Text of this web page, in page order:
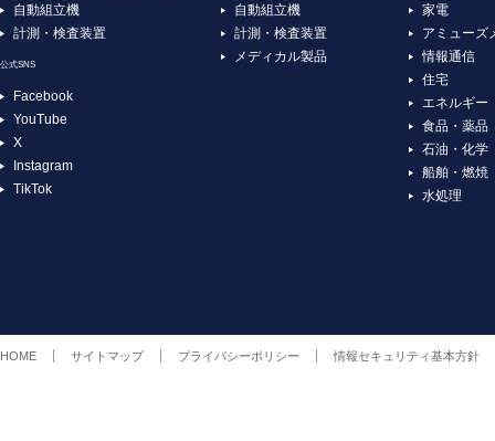
自動組立機
計測・検査装置
公式SNS
Facebook
YouTube
X
Instagram
TikTok
自動組立機
計測・検査装置
メディカル製品
家電
アミューズ
情報通信
住宅
エネルギー
食品・薬品
石油・化学
船舶・燃焼
水処理
HOME サイトマップ プライバシーポリシー 情報セキュリティ基本方針